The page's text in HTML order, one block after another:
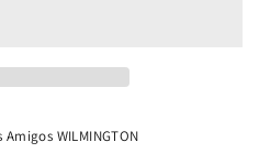
WILMINGTON